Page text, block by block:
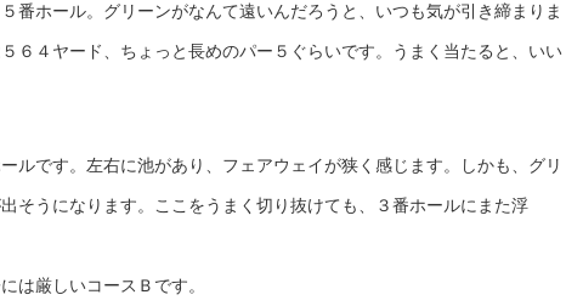
番ホール。グリーンがなんて遠いんだろうと、いつも気が引き締まりま
６４ヤード、ちょっと長めのパー５ぐらいです。うまく当たると、いい
ルです。左右に池があり、フェアウェイが狭く感じます。しかも、グリ
そうになります。ここをうまく切り抜けても、３番ホールにまた浮
は厳しいコースＢです。